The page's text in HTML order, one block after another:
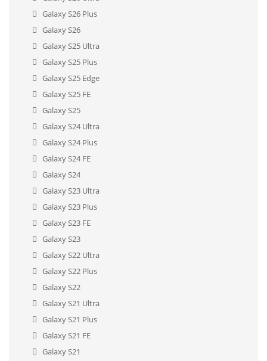
Galaxy S26 Plus
Galaxy S26
Galaxy S25 Ultra
Galaxy S25 Plus
Galaxy S25 Edge
Galaxy S25 FE
Galaxy S25
Galaxy S24 Ultra
Galaxy S24 Plus
Galaxy S24 FE
Galaxy S24
Galaxy S23 Ultra
Galaxy S23 Plus
Galaxy S23 FE
Galaxy S23
Galaxy S22 Ultra
Galaxy S22 Plus
Galaxy S22
Galaxy S21 Ultra
Galaxy S21 Plus
Galaxy S21 FE
Galaxy S21